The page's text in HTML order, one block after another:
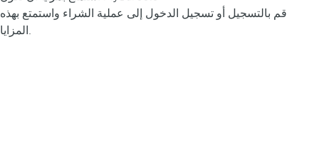
قم بالتسجيل أو تسجيل الدخول إلى عملية الشراء واستمتع بهذه
المزايا.